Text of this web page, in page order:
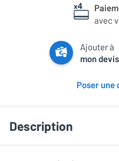
avec
Ajouter à
mon devis
Poser une
Description